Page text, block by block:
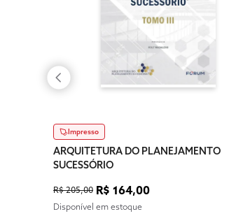
Impresso
ARQUITETURA DO PLANEJAMENTO
SUCESSÓRIO
R$ 205,00 R$ 164,00
Disponível em estoque